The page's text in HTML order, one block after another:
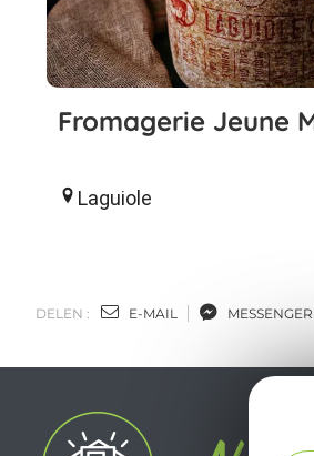
Fromagerie Jeune
Laguiole
DELEN : E-MAIL MESSENGER